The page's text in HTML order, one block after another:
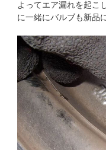
よってエア漏れを起こ
に一緒にバルブも新品